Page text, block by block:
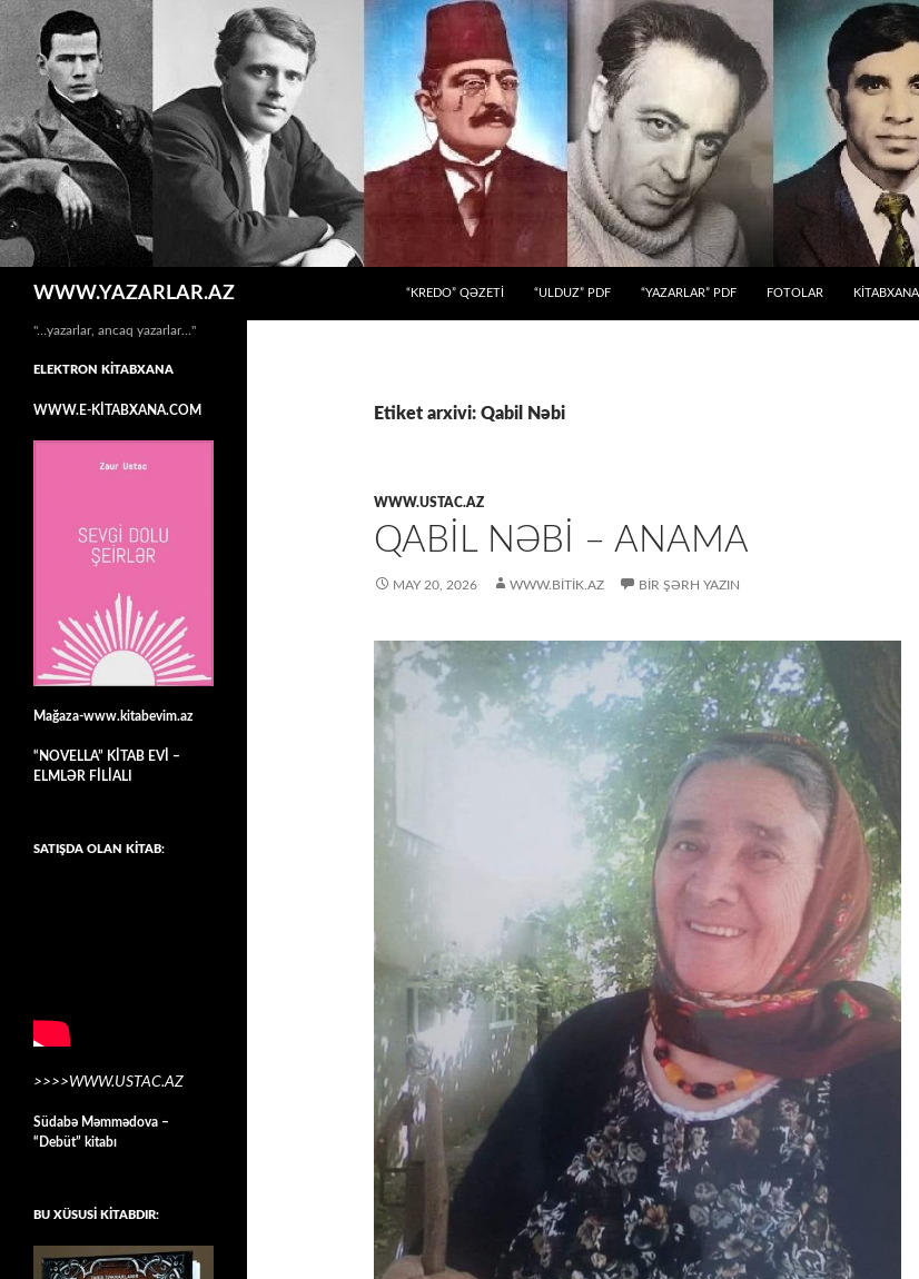
WWW.YAZARLAR.AZ
“KREDO” QƏZETİ
“ULDUZ” PDF “YAZARLAR” PDF FOTOLAR
Etiket arxivi: Qabil Nəbi
WWW.USTAC.AZ
QABIL NƏBI – ANAMA
MAY 20, 2026 WWW.BITIK.AZ BIR ŞƏRH YAZIN
"…yazarlar, ancaq yazarlar…"
ELEKTRON KİTABXANA
WWW.E-KİTABXANA.COM
Mağaza-www.kitabevim.az
“NOVELLA” KİTAB EVİ –
ELMLƏR FİLİALI
SATIŞDA OLAN KİTAB:
>>>>WWW.USTAC.AZ
Südabə Məmmədova –
“Debüt” kitabı
BU XÜSUSİ KİTABDIR: